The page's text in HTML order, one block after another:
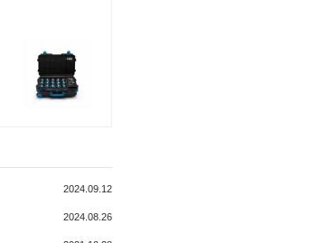
2024.09.12
2024.08.26